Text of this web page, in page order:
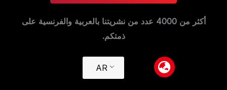
أكثر من 4000 عدد من نشريتنا بالعربية والفرنسية على
ذمتكم.
AR